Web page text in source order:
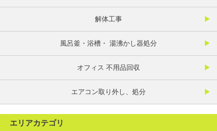
解体工事
風呂釜・浴槽・ 湯沸かし器処分
オフィス 不用品回収
エアコン取り外し、処分
エリアカテゴリ